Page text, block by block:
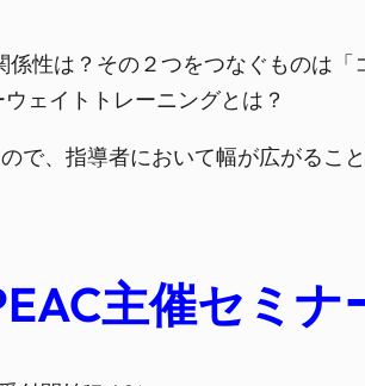
性は？その２つをつなぐものは
ェイトトレーニングとは？
で、指導者において幅が広がるこ
主催セミナ